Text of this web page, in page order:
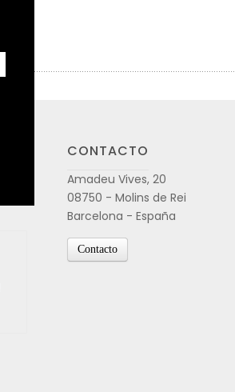
CONTACTO
Amadeu Vives, 20
08750 - Molins de Rei
Barcelona - España
Contacto